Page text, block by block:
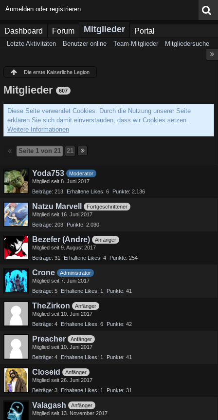
Anmelden oder registrieren
Dashboard Forum Mitglieder Portal
Letzte Aktivitäten Benutzer online Team-Mitglieder Mitgliedersuche
Die erste Kaiserliche Legion
Mitglieder 607
Diese Seite verwendet Cookies. Durch die Nutzung unserer Seite
erklären Sie sich damit einverstanden, dass wir Cookies setzen.
Weitere Informationen
Seite 1 von 21 21
Yoda753
Moderator
Mitglied seit 8. Juni 2017
Beiträge 213 Erhaltene Likes 6 Punkte 2.136
Natzu Marvell
Fortgeschrittener
Mitglied seit 16. Juni 2017
Beiträge 203 Punkte 2.030
Bezefer (Andre)
Anfänger
Mitglied seit 9. August 2017
Beiträge 31 Erhaltene Likes 4 Punkte 254
Crone
Administrator
Mitglied seit 7. Juni 2017
Beiträge 5 Erhaltene Likes 1 Punkte 41
TheZirkon
Anfänger
Mitglied seit 10. Juni 2017
Beiträge 4 Erhaltene Likes 6 Punkte 42
Preacher
Anfänger
Mitglied seit 10. Juni 2017
Beiträge 4 Erhaltene Likes 1 Punkte 41
Closeid
Anfänger
Mitglied seit 26. Juni 2017
Beiträge 3 Erhaltene Likes 1 Punkte 31
Valagash
Anfänger
Mitglied seit 13. November 2017